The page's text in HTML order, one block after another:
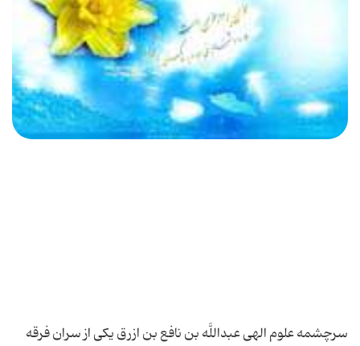
سرچشمه علوم الهی عبداللَّه بن نافع بن ازرق یکی از سران فرقه